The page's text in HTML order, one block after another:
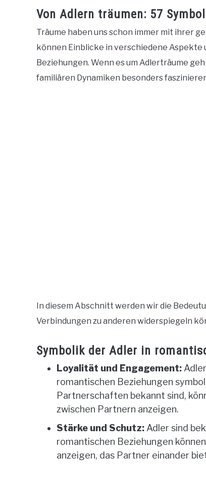
Von Adlern träumen: 57
Träume haben uns schon immer mit ihrer
können Einblicke in verschiedene
Beziehungen. Wenn es um Adlerträume
familiären Dynamiken besonders
In diesem Abschnitt werden wir die
Verbindungen zu anderen widerspiegeln
Symbolik der Adler in
Loyalität und Engagement:
romantischen Beziehungen
Partnerschaften bekannt sind,
zwischen Partnern anzeigen.
Stärke und Schutz: Adler sind
romantischen Beziehungen
anzeigen, das Partner einander